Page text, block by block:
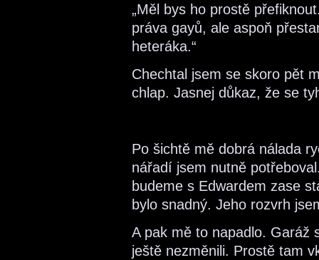
„Měl bys ho prostě
práva gayů, ale aspoň
heteráka.“
Chechtal jsem se skoro pět
chlap. Jasnej důkaz, že se
Po šichtě mě dobrá nálada
nářadí jsem nutně
budeme s Edwardem zase
bylo snadný. Jeho rozvrh
A pak mě to napadlo. Garáž
ještě nezměnili. Prostě tam